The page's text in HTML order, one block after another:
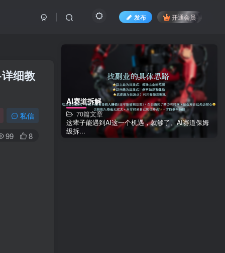
发布 开通会员
细教
私信
99 8
AI赛道拆解
70篇文章
这辈子能遇到AI这一个机遇，就够了。AI赛道保姆
级拆...